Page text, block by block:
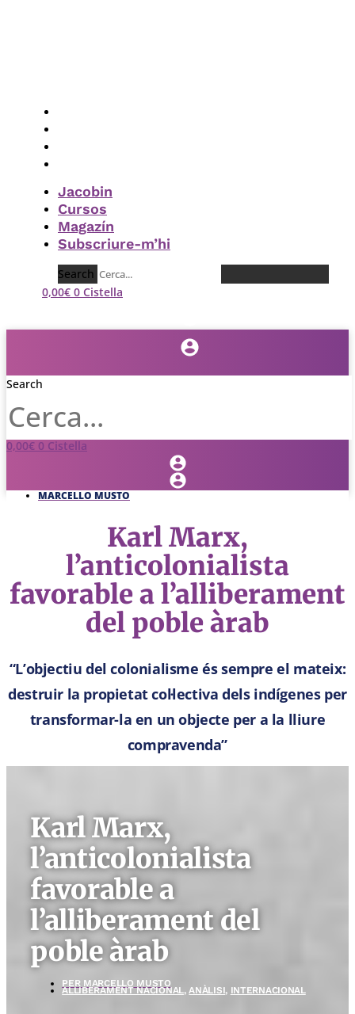
Jacobin
Cursos
Magazín
Subscriure-m’hi
Search
0,00€ 0 Cistella
Search
0,00€ 0 Cistella
MARCELLO MUSTO
Karl Marx,
l’anticolonialista
favorable a l’alliberament
del poble àrab
“L’objectiu del colonialisme és sempre el mateix:
destruir la propietat col·lectiva dels indígenes per
transformar-la en un objecte per a la lliure
compravenda”
Karl Marx,
l’anticolonialista
favorable a
l’alliberament del
poble àrab
PERMARCELLO MUSTO
ALLIBERAMENT NACIONAL,ANÀLISI, INTERNACIONAL